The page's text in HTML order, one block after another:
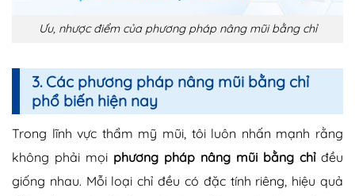
Ưu, nhược điểm của phương pháp nâng mũi bằng chỉ
3. Các phương pháp nâng mũi bằng chỉ
phổ biến hiện nay
Trong lĩnh vực thẩm mỹ mũi, tôi luôn nhấn mạnh rằng
không phải mọi phương pháp nâng mũi bằng chỉđều
giống nhau. Mỗi loại chỉ đều có đặc tính riêng, hiệu quả